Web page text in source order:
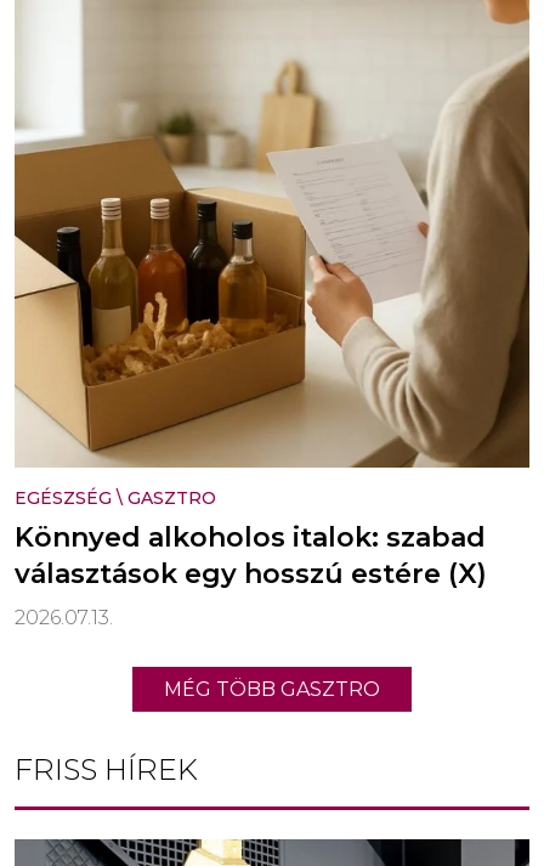
EGÉSZSÉG \ GASZTRO
Könnyed alkoholos italok: szabad
választások egy hosszú estére (X)
2026.07.13.
MÉG TÖBB GASZTRO
FRISS HÍREK